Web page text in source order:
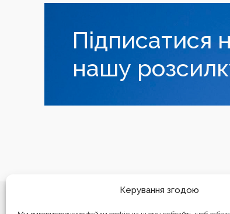
Керування згодою
Підписатися
нашу